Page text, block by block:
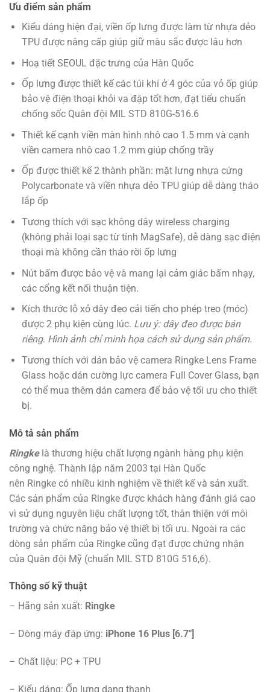
Ưu điểm sản phẩm
Kiểu dáng hiện đại, viền ốp lưng được làm từ nhựa dẻo
TPU được nâng cấp giúp giữ màu sắc được lâu hơn
Hoạ tiết SEOUL đặc trưng của Hàn Quốc
Ốp lưng được thiết kế các túi khí ở 4 góc của vỏ ốp giúp
bảo vệ điện thoại khỏi va đập tốt hơn, đạt tiểu chuẩn
chống sốc Quân đội MIL STD 810G-516.6
Thiết kế cạnh viền màn hình nhô cao 1.5 mm và cạnh
viền camera nhô cao 1.2 mm giúp chống trầy
Ốp được thiết kế 2 thành phần: mặt lưng nhựa cứng
Polycarbonate và viền nhựa dẻo TPU giúp dễ dàng tháo
lắp ốp
Tương thích với sạc không dây wireless charging
(không phải loại sạc từ tính MagSafe), dễ dàng sạc điện
thoại mà không cần tháo rời ốp lưng
Nút bấm được bảo vệ và mang lại cảm giác bấm nhạy,
các cổng kết nối thuận tiện.
Kích thước lỗ xỏ dây đeo cải tiến cho phép treo (móc)
được 2 phụ kiện cùng lúc. Lưu ý: dây đeo được bán
riêng. Hình ảnh chỉ minh họa cách sử dụng sản phẩm.
Tương thích với dán bảo vệ camera Ringke Lens Frame
Glass hoặc dán cường lực camera Full Cover Glass, bạn
có thể mua thêm dán camera để bảo vệ tối ưu cho thiết
bị.
Mô tả sản phẩm
Ringkelà thương hiệu chất lượng ngành hàng phụ kiện
công nghệ. Thành lập năm 2003 tại Hàn Quốc
nên Ringke có nhiều kinh nghiệm về thiết kế và sản xuất.
Các sản phẩm của Ringke được khách hàng đánh giá cao
vì sử dụng nguyên liệu chất lượng tốt, thân thiện với môi
trường và chức năng bảo vệ thiết bị tối ưu. Ngoài ra các
dòng sản phẩm của Ringke cũng đạt được chứng nhận
của Quân đội Mỹ (chuẩn MIL STD 810G 516,6).
Thông số kỹ thuật
– Hãng sản xuất: Ringke
– Dòng máy đáp ứng: iPhone 16 Plus [6.7″]
– Chất liệu: PC + TPU
– Kiểu dáng: Ốp lưng dạng thanh